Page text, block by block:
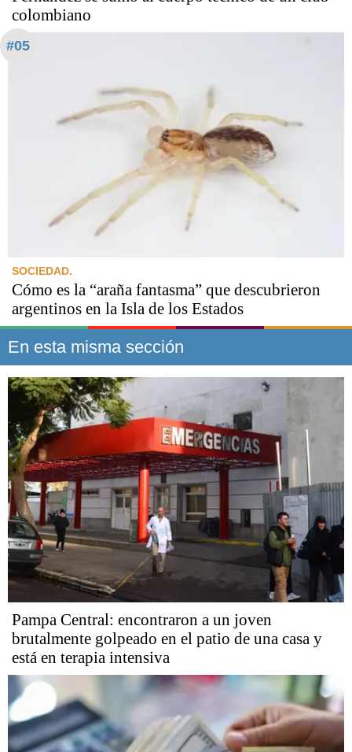
colombiano
#05
SOCIEDAD.
Cómo es la “araña fantasma” que descubrieron
argentinos en la Isla de los Estados
En esta misma sección
Pampa Central: encontraron a un joven
brutalmente golpeado en el patio de una casa y
está en terapia intensiva